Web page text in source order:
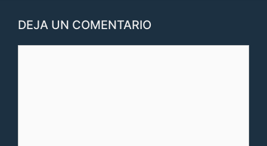
DEJA UN COMENTARIO